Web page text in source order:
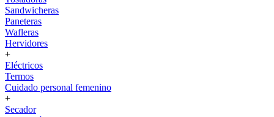
Sandwicheras
Paneteras
Wafleras
Hervidores
+
Eléctricos
Termos
Cuidado personal femenino
+
Secador